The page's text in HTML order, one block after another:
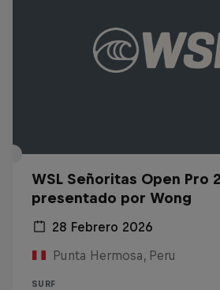
WSL Señoritas Open Pro
presentado por Wong
28 Febrero 2026
Punta Hermosa, Peru
SURF